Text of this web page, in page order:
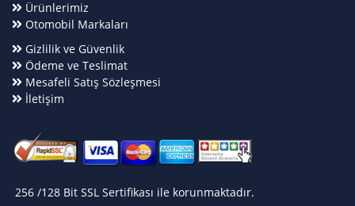
Ürünlerimiz
Otomobil Markaları
Gizlilik ve Güvenlik
Ödeme ve Teslimat
Mesafeli Satış Sözleşmesi
İletişim
256 /128 Bit SSL Sertifikası ile korunmaktadır.